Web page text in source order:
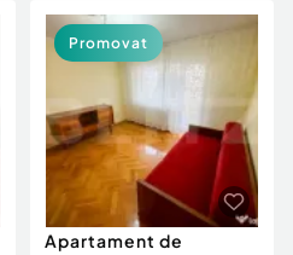
Apartament de
Promovat